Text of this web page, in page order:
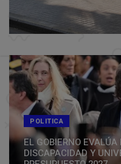
POLITICA
EL GOBIERNO
DISCAPACIDAD Y